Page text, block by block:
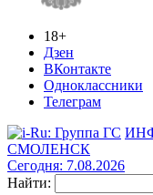
18+
Дзен
ВКонтакте
Одноклассники
Телеграм
СМОЛЕНСК
Сегодня: 7.08.2026
Найти: